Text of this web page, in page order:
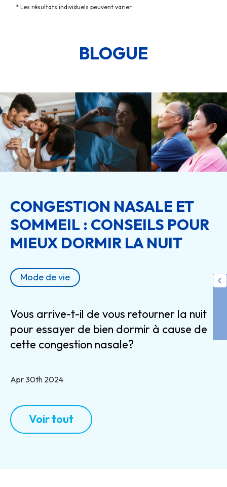
*Les résultats individuels peuvent varier
BLOGUE
CONGESTION NASALE ET
SOMMEIL : CONSEILS POUR
MIEUX DORMIR LA NUIT
Mode de vie
Vous arrive-t-il de vous retourner la nuit
pour essayer de bien dormir à cause de
cette congestion nasale?
Apr 30th 2024
Voir tout